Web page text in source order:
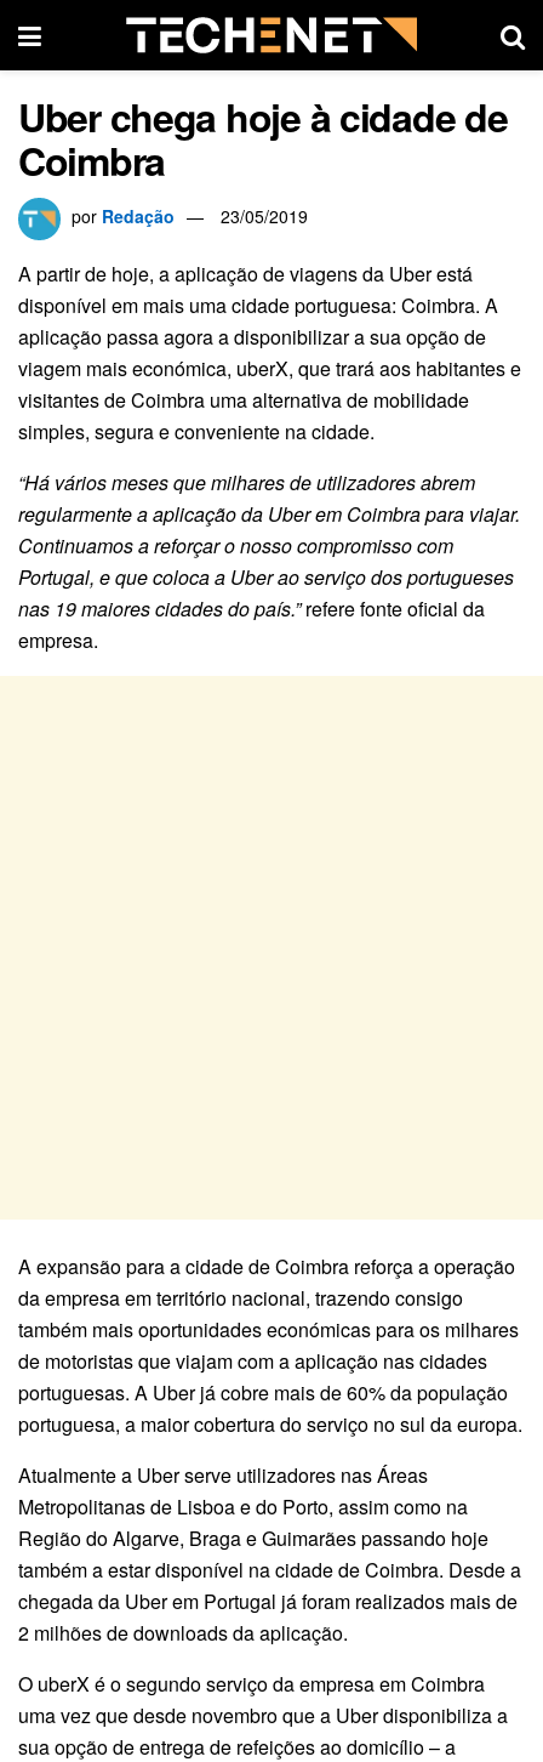
Uber chega hoje à cidade de
Coimbra
por Redação 23/05/2019
A partir de hoje, a aplicação de viagens da Uber está
disponível em mais uma cidade portuguesa: Coimbra. A
aplicação passa agora a disponibilizar a sua opção de
viagem mais económica, uberX, que trará aos habitantes e
visitantes de Coimbra uma alternativa de mobilidade
simples, segura e conveniente na cidade.
“Há vários meses que milhares de utilizadores abrem
regularmente a aplicação da Uber em Coimbra para viajar.
Continuamos a reforçar o nosso compromisso com
Portugal, e que coloca a Uber ao serviço dos portugueses
nas 19 maiores cidades do país.”refere fonte oficial da
empresa.
A expansão para a cidade de Coimbra reforça a operação
da empresa em território nacional, trazendo consigo
também mais oportunidades económicas para os milhares
de motoristas que viajam com a aplicação nas cidades
portuguesas. A Uber já cobre mais de 60% da população
portuguesa, a maior cobertura do serviço no sul da europa.
Atualmente a Uber serve utilizadores nas Áreas
Metropolitanas de Lisboa e do Porto, assim como na
Região do Algarve, Braga e Guimarães passando hoje
também a estar disponível na cidade de Coimbra. Desde a
chegada da Uber em Portugal já foram realizados mais de
2 milhões de downloads da aplicação.
O uberX é o segundo serviço da empresa em Coimbra
uma vez que desde novembro que a Uber disponibiliza a
sua opção de entrega de refeições ao domicílio – a